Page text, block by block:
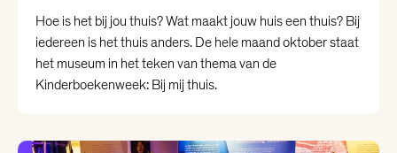
Hoe is het bij jou thuis? Wat maakt jouw huis een thuis? Bij
iedereen is het thuis anders. De hele maand oktober staat
het museum in het teken van thema van de
Kinderboekenweek: Bij mij thuis.